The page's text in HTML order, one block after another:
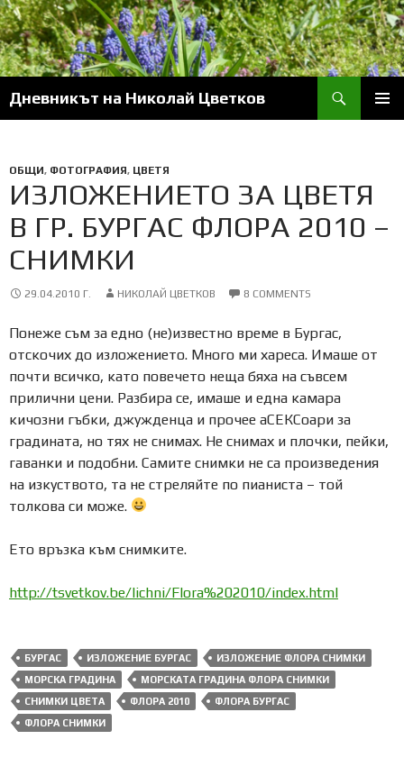
Skip
to
content
Дневникът на Николай Цветков
ОБЩИ, ФОТОГРАФИЯ, ЦВЕТЯ
ИЗЛОЖЕНИЕТО ЗА ЦВЕТЯ
В ГР. БУРГАС ФЛОРА 2010 –
СНИМКИ
29.04.2010 Г. НИКОЛАЙ ЦВЕТКОВ 8 COMMENTS
Понеже съм за едно (не)известно време в Бургас,
отскочих до изложението. Много ми хареса. Имаше от
почти всичко, като повечето неща бяха на съвсем
прилични цени. Разбира се, имаше и една камара
кичозни гъбки, джужденца и прочее аСЕКСоари за
градината, но тях не снимах. Не снимах и плочки, пейки,
гаванки и подобни. Самите снимки не са произведения
на изкуството, та не стреляйте по пианиста – той
толкова си може.
Ето връзка към снимките.
http://tsvetkov.be/lichni/Flora%202010/index.html
БУРГАС ИЗЛОЖЕНИЕ БУРГАС
ИЗЛОЖЕНИЕ ФЛОРА СНИМКИ
МОРСКА ГРАДИНА
МОРСКАТА ГРАДИНА ФЛОРА СНИМКИ
СНИМКИ ЦВЕТА
ФЛОРА 2010
ФЛОРА БУРГАС
ФЛОРА СНИМКИ